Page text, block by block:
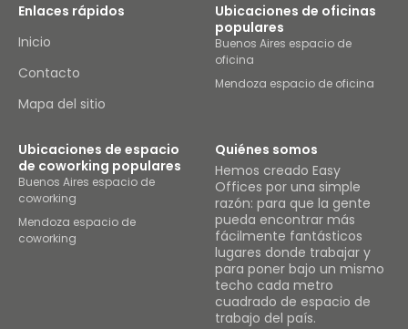
Enlaces rápidos
Inicio
Contacto
Mapa del sitio
Ubicaciones de oficinas
populares
Buenos Aires espacio de
oficina
Mendoza espacio de oficina
Ubicaciones de espacio
de coworking populares
Buenos Aires espacio de
coworking
Mendoza espacio de
coworking
Quiénes somos
Hemos creado Easy
Offices por una simple
razón: para que la gente
pueda encontrar más
fácilmente fantásticos
lugares donde trabajar y
para poner bajo un mismo
techo cada metro
cuadrado de espacio de
trabajo del país.